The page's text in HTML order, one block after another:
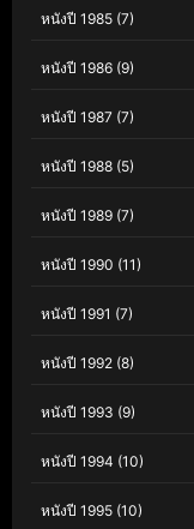
หนังปี 1985 (7)
หนังปี 1986 (9)
หนังปี 1987 (7)
หนังปี 1988 (5)
หนังปี 1989 (7)
หนังปี 1990 (11)
หนังปี 1991 (7)
หนังปี 1992 (8)
หนังปี 1993 (9)
หนังปี 1994 (10)
หนังปี 1995 (10)